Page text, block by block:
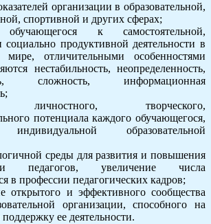
организации в образовательной,
спортивной и других сферах;
обучающегося к самостоятельной,
социально продуктивной деятельности в
мире, отличительными особенностями
нестабильность, неопределенность,
сложность, информационная
личностного, творческого,
потенциала каждого обучающегося,
образовательной
среды для развития и повышения
педагогов, увеличение числа
в профессии педагогических кадров;
открытого и эффективного сообщества
организации, способного на
ее деятельности.